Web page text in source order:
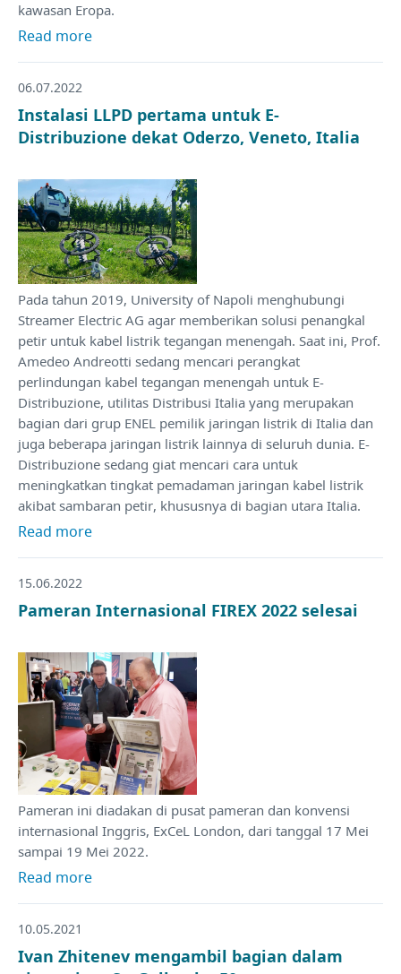
kawasan Eropa.
Read more
06.07.2022
Instalasi LLPD pertama untuk E-
Distribuzione dekat Oderzo, Veneto, Italia
Pada tahun 2019, University of Napoli menghubungi
Streamer Electric AG agar memberikan solusi penangkal
petir untuk kabel listrik tegangan menengah. Saat ini, Prof.
Amedeo Andreotti sedang mencari perangkat
perlindungan kabel tegangan menengah untuk E-
Distribuzione, utilitas Distribusi Italia yang merupakan
bagian dari grup ENEL pemilik jaringan listrik di Italia dan
juga beberapa jaringan listrik lainnya di seluruh dunia. E-
Distribuzione sedang giat mencari cara untuk
meningkatkan tingkat pemadaman jaringan kabel listrik
akibat sambaran petir, khususnya di bagian utara Italia.
Read more
15.06.2022
Pameran Internasional FIREX 2022 selesai
Pameran ini diadakan di pusat pameran dan konvensi
internasional Inggris, ExCeL London, dari tanggal 17 Mei
sampai 19 Mei 2022.
Read more
10.05.2021
Ivan Zhitenev mengambil bagian dalam